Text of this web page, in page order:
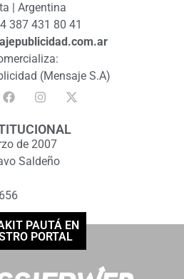
| Argentina
387 431 80 41
(Mensaje S.A)
de 2007
Saldeño
PAUTÁ EN
PORTAL